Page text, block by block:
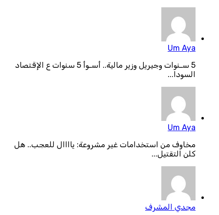
Um Aya
5 سـنوات وجيريل وزير مالية.. أسـوأ 5 سنوات ع الإقتصاد
السودا...
Um Aya
مخاوف من استخدامات غير مشروعة: ياااال للعجب.. هل
كلن التقتيل...
مجدي المشرف